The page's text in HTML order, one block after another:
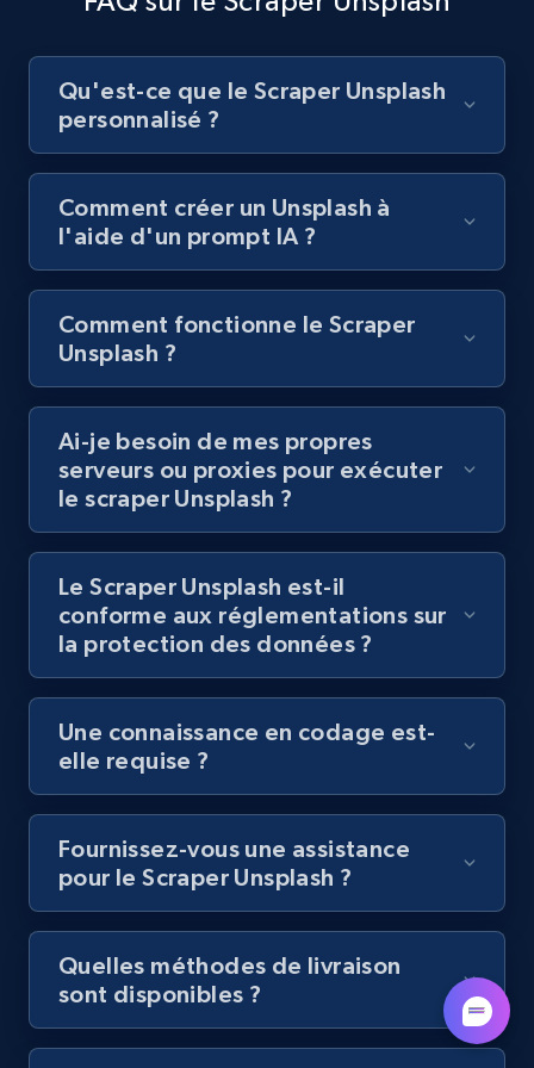
Youtube - Videos posts - Collect YouTube
posts by hashtags
URL, Title, Youtuber, Youtuber md5, Video url,
714+
Youtube - Videos posts - Discovery records
URL, Title, Youtuber, Youtuber md5, Video url,
Video length, Likes, Views, and more.
Youtube - Videos posts - Discovery videos
Video length, Likes, Views, and more.
8.1K+ 714+ Essai gratuit
Amazon Reviews
URL, Product name, Product rating, Product
rating object, Product rating max, Rating,
Author name, Asin, and more.
Qu'est-ce que le Scraper Unsplash
personnalisé ?
Comment créer un Unsplash à
l'aide d'un prompt IA ?
Comment fonctionne le Scraper
Unsplash ?
Ai-je besoin de mes propres
serveurs ou proxies pour exécuter
le scraper Unsplash ?
Le Scraper Unsplash est-il
conforme aux réglementations sur
la protection des données ?
Une connaissance en codage est-
elle requise ?
Fournissez-vous une assistance
pour le Scraper Unsplash ?
Quelles méthodes de livraison
sont disponibles ?